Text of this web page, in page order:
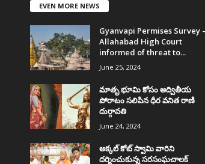
EVEN MORE NEWS
Gyanvapi Permises Survey –
Allahabad High Court
informed of threat to...
June 25, 2024
మాతృ భూమి కోసం అద్వితీయ
పోరాటం సలిపిన ధీర వనిత రాణి
దుర్గావతి
June 24, 2024
అక్కల్‌ కోట్‌ స్వామి వారిని
దర్శించుకున్న సరసంఘచాలక్